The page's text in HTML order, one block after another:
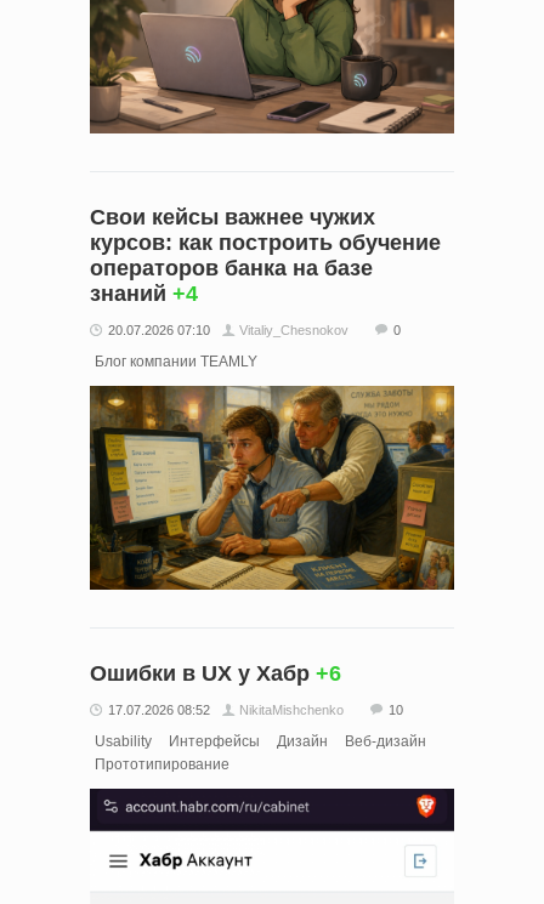
Свои кейсы важнее чужих
курсов: как построить обучение
операторов банка на базе
знаний +4
20.07.2026 07:10 Vitaliy_Chesnokov 0
Блог компании TEAMLY
Ошибки в UX у Хабр +6
17.07.2026 08:52 NikitaMishchenko 10
Usability Интерфейсы Дизайн
Веб-дизайн
Прототипирование